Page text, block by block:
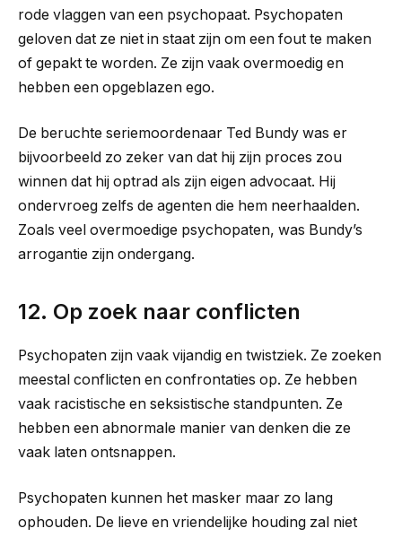
rode vlaggen van een psychopaat. Psychopaten
geloven dat ze niet in staat zijn om een ​​fout te maken
of gepakt te worden. Ze zijn vaak overmoedig en
hebben een opgeblazen ego.
De beruchte seriemoordenaar Ted Bundy was er
bijvoorbeeld zo zeker van dat hij zijn proces zou
winnen dat hij optrad als zijn eigen advocaat. Hij
ondervroeg zelfs de agenten die hem neerhaalden.
Zoals veel overmoedige psychopaten, was Bundy’s
arrogantie zijn ondergang.
12. Op zoek naar conflicten
Psychopaten zijn vaak vijandig en twistziek. Ze zoeken
meestal conflicten en confrontaties op. Ze hebben
vaak racistische en seksistische standpunten. Ze
hebben een abnormale manier van denken die ze
vaak laten ontsnappen.
Psychopaten kunnen het masker maar zo lang
ophouden. De lieve en vriendelijke houding zal niet